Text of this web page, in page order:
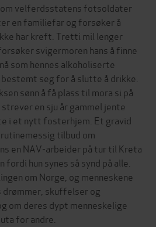
velferdsstatens fotsoldater
en familiefar og forsøker å
har kreft. Tretti mil lenger
svigermoren hans å finne
som hennes alkoholiserte
seg for å slutte å drikke.
sønn å få plass til mora si på
en sju år gammel jente
i et nytt fosterhjem. Et gravid
tilbud om
en NAV-arbeider på tur til Kreta
hun synes så synd på alle.
om Norge, og menneskene
drømmer, skuffelser og
om deres dypt menneskelige